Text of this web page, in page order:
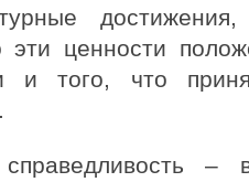
эти ценности
и того, что
–